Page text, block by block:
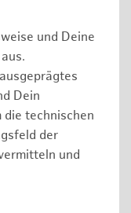
und Deine
Dein
die technischen
der
und